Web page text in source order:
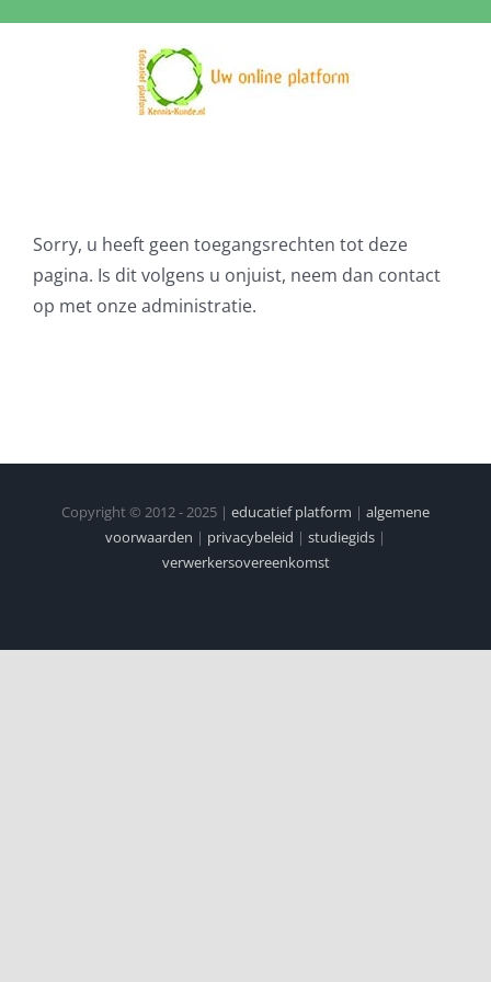
Sorry, u heeft geen toegangsrechten tot deze
pagina. Is dit volgens u onjuist, neem dan contact
op met onze administratie.
Copyright © 2012 - 2025 | educatief platform | algemene
voorwaarden | privacybeleid | studiegids |
verwerkersovereenkomst